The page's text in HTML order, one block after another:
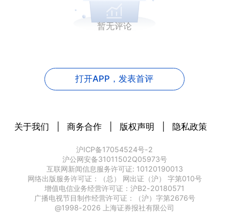
暂无评论
打开APP，发表首评
关于我们 商务合作 版权声明 隐私政策
沪ICP备17054524号-2
沪公网安备31011502Q05973号
互联网新闻信息服务许可证: 10120190013
网络出版服务许可证：（总） 网出证（沪） 字第010号
增值电信业务经营许可证：沪B2-20180571
广播电视节目制作经营许可证：（沪）字第2676号
@1998-2026 上海证券报社有限公司